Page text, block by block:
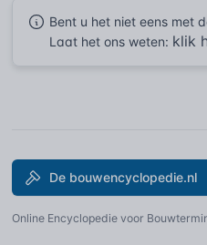
Bent u het niet eens met
Laat het ons weten: klik
De bouwencyclopedie.nl
Online Encyclopedie voor